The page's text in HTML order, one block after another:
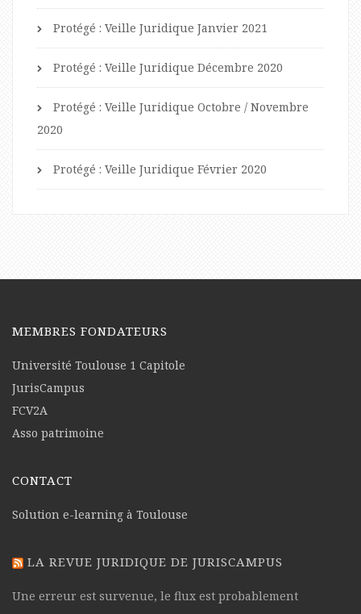
Protégé : Veille Juridique Janvier 2021
Protégé : Veille Juridique Décembre 2020
Protégé : Veille Juridique Octobre / Novembre
2020
Protégé : Veille Juridique Février 2020
MEMBRES FONDATEURS
Université Toulouse 1 Capitole
JurisCampus
FCV2A
Asso patrimoine
CONTACT
Solution e-learning à Toulouse
LA REVUE JURIDIQUE DE JURISCAMPUS
Une erreur est survenue, le flux est probablement